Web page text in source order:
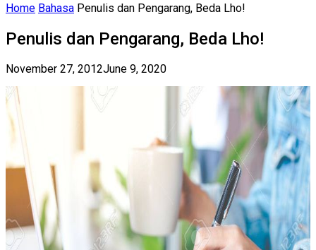
Home Bahasa Penulis dan Pengarang, Beda Lho!
Penulis dan Pengarang, Beda Lho!
November 27, 2012June 9, 2020